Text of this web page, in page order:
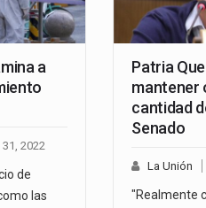
a
31, 2022
de
las
Patria
mantener
cantidad
Senado
La Unión
"Realmente